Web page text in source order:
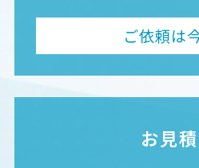
ご依頼は
お見